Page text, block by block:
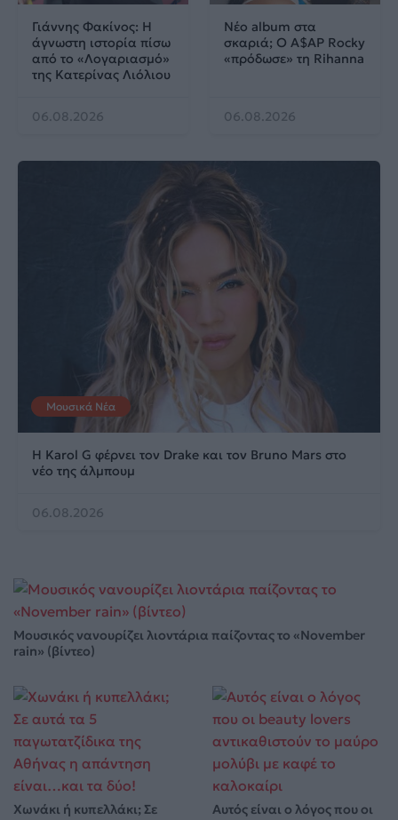
Γιάννης Φακίνος: Η
άγνωστη ιστορία πίσω
από το «Λογαριασμό»
της Κατερίνας Λιόλιου
06.08.2026
Νέο album στα
σκαριά; Ο A$AP Rocky
«πρόδωσε» τη Rihanna
06.08.2026
Μουσικά Νέα
Η Karol G φέρνει τον Drake και τον Bruno Mars στο
νέο της άλμπουμ
06.08.2026
Μουσικός νανουρίζει λιοντάρια παίζοντας το «November
rain» (βίντεο)
Χωνάκι ή κυπελλάκι; Σε
Αυτός είναι ο λόγος που οι